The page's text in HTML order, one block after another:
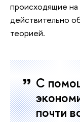
происходящие на
действительно
теорией.
С
почти